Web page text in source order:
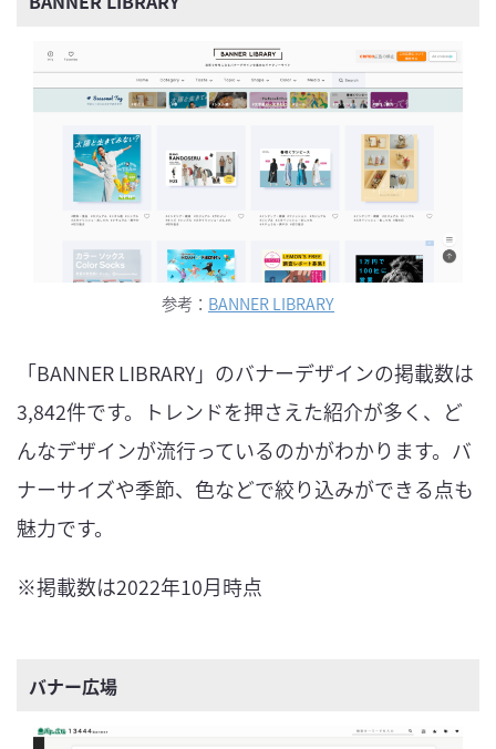
参考： BANNER LIBRARY
「BANNER LIBRARY」のバナーデザインの掲載数は
3,842件です。トレンドを押さえた紹介が多く、ど
んなデザインが流行っているのかがわかります。バ
ナーサイズや季節、色などで絞り込みができる点も
魅力です。
※掲載数は2022年10月時点
バナー広場